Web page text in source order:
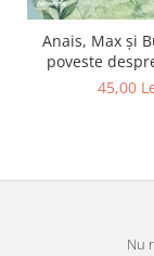
Anais, Max și
poveste
curaj și
45,00
Nu